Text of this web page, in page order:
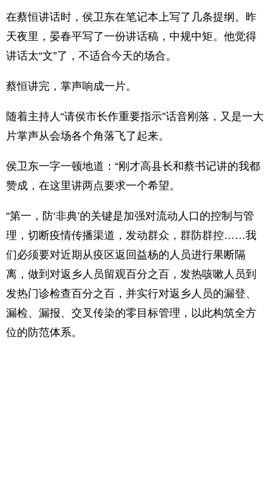
在蔡恒讲话时，侯卫东在笔记本上写了几条提纲。昨
天夜里，晏春平写了一份讲话稿，中规中矩。他觉得
讲话太“文”了，不适合今天的场合。
蔡恒讲完，掌声响成一片。
随着主持人“请侯市长作重要指示”话音刚落，又是一大
片掌声从会场各个角落飞了起来。
侯卫东一字一顿地道：“刚才高县长和蔡书记讲的我都
赞成，在这里讲两点要求一个希望。
“第一，防‘非典’的关键是加强对流动人口的控制与管
理，切断疫情传播渠道，发动群众，群防群控……我
们必须要对近期从疫区返回益杨的人员进行果断隔
离，做到对返乡人员留观百分之百，发热咳嗽人员到
发热门诊检查百分之百，并实行对返乡人员的漏登、
漏检、漏报、交叉传染的零目标管理，以此构筑全方
位的防范体系。